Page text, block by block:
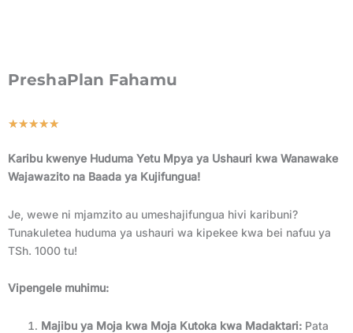
PreshaPlan Fahamu
★★★★★
out
of
Karibu kwenye Huduma Yetu Mpya ya Ushauri kwa Wanawake
Wajawazito na Baada ya Kujifungua!
Je, wewe ni mjamzito au umeshajifungua hivi karibuni?
Tunakuletea huduma ya ushauri wa kipekee kwa bei nafuu ya
TSh. 1000 tu!
Vipengele muhimu:
Majibu ya Moja kwa Moja Kutoka kwa Madaktari: Pata